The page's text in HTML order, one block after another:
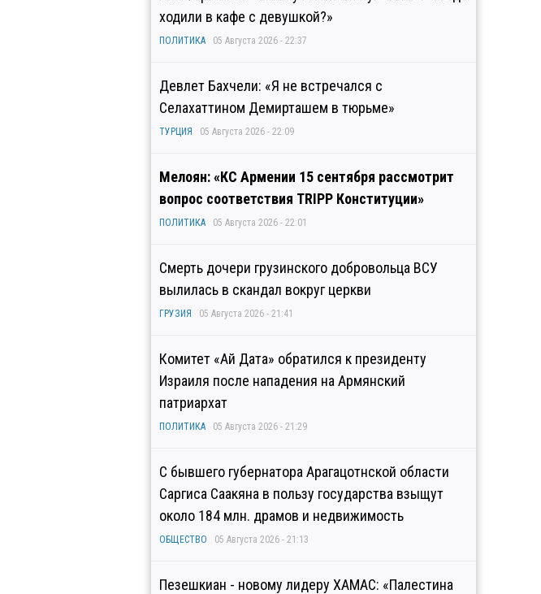
ходили в кафе с девушкой?»
ПОЛИТИКА 05 Августа 2026 - 22:37
Девлет Бахчели: «Я не встречался с
Селахаттином Демирташем в тюрьме»
ТУРЦИЯ 05 Августа 2026 - 22:09
Мелоян: «КС Армении 15 сентября рассмотрит
вопрос соответствия TRIPP Конституции»
ПОЛИТИКА 05 Августа 2026 - 22:01
Смерть дочери грузинского добровольца ВСУ
вылилась в скандал вокруг церкви
ГРУЗИЯ 05 Августа 2026 - 21:41
Комитет «Ай Дата» обратился к президенту
Израиля после нападения на Армянский
патриархат
ПОЛИТИКА 05 Августа 2026 - 21:29
С бывшего губернатора Арагацотнской области
Саргиса Саакяна в пользу государства взыщут
около 184 млн. драмов и недвижимость
ОБЩЕСТВО 05 Августа 2026 - 21:13
Пезешкиан - новому лидеру ХАМАС: «Палестина